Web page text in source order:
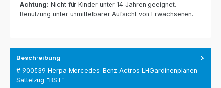
Achtung: Nicht für Kinder unter 14 Jahren geeignet.
Benutzung unter unmittelbarer Aufsicht von Erwachsenen.
Beschreibung
# 900539 Herpa Mercedes-Benz Actros LHGardinenplanen-
Sattelzug "BST"